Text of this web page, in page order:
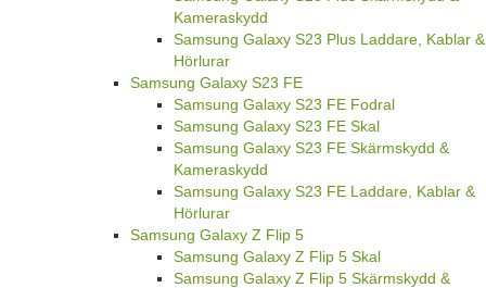
Kameraskydd
Samsung Galaxy S23 Plus Laddare, Kablar &
Hörlurar
Samsung Galaxy S23 FE
Samsung Galaxy S23 FE Fodral
Samsung Galaxy S23 FE Skal
Samsung Galaxy S23 FE Skärmskydd &
Kameraskydd
Samsung Galaxy S23 FE Laddare, Kablar &
Hörlurar
Samsung Galaxy Z Flip 5
Samsung Galaxy Z Flip 5 Skal
Samsung Galaxy Z Flip 5 Skärmskydd &